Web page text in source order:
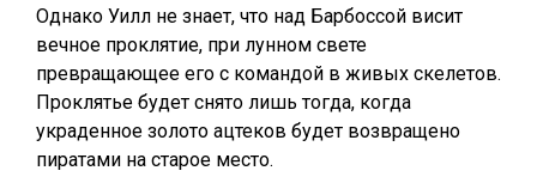
Однако Уилл не знает, что над Барбоссой висит
вечное проклятие, при лунном свете
превращающее его с командой в живых скелетов.
Проклятье будет снято лишь тогда, когда
украденное золото ацтеков будет возвращено
пиратами на старое место.